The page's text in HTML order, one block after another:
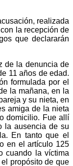
realizada
la recepción de
que declararán
de la denuncia de
11 años de edad.
formulada por el
la mañana, en la
y su nieta, en
amiga de la nieta
domicilio. Fue allí
la ausencia de su
En tanto que el
en el artículo 125
cuando la víctima
propósito de que